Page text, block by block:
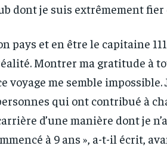
dont je suis extrêmement
pays et en être le capitaine
Montrer ma gratitude à
voyage me semble impossible.
qui ont contribué à
d’une manière dont je
à 9 ans », a-t-il écrit,